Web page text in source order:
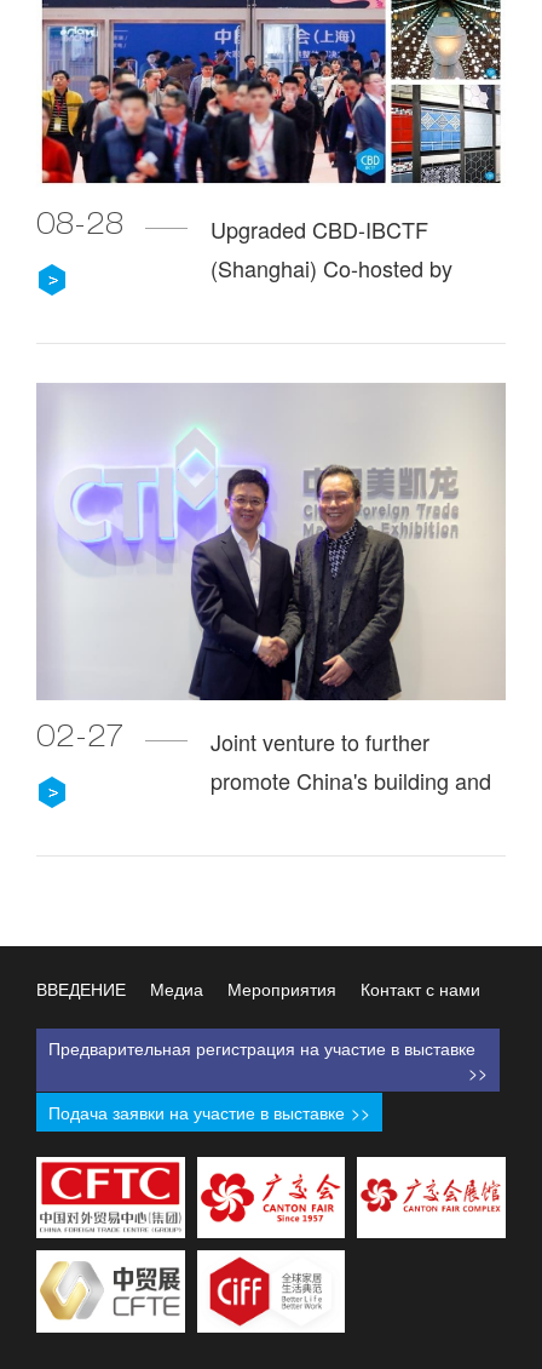
08-28
Upgraded CBD-IBCTF
(Shanghai) Co-hosted by
02-27
Joint venture to further
promote China's building and
ВВЕДЕНИЕ Медиа Мероприятия Контакт с нами
Предварительная регистрация на участие в выставке
>>
Подача заявки на участие в выставке >>